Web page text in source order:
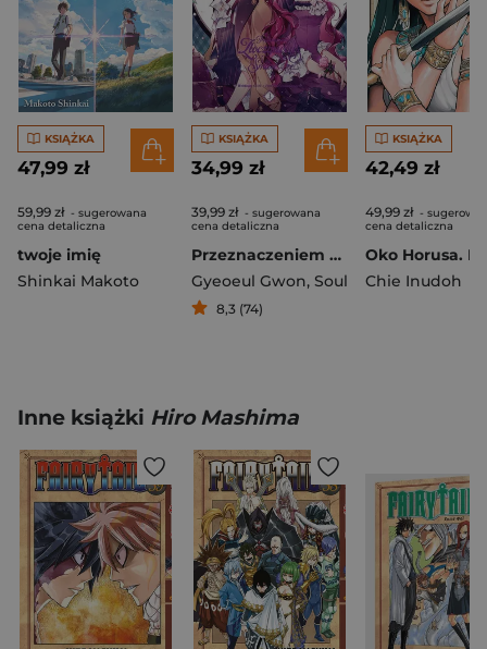
KSIĄŻKA
47,99 zł
59,99 zł - sugerowana
cena detaliczna
twoje imię
Shinkai Makoto
KSIĄŻKA
34,99 zł
39,99 zł - sugerowana
cena detaliczna
Przeznaczeniem złoczyńców jest śmierć. Tom 3
Gyeoeul Gwon, Soul
8,3 (74)
KSIĄŻKA
42,49 zł
49,99 zł -
cena detaliczna
Chie Inudoh
Inne książki Hiro Mashima